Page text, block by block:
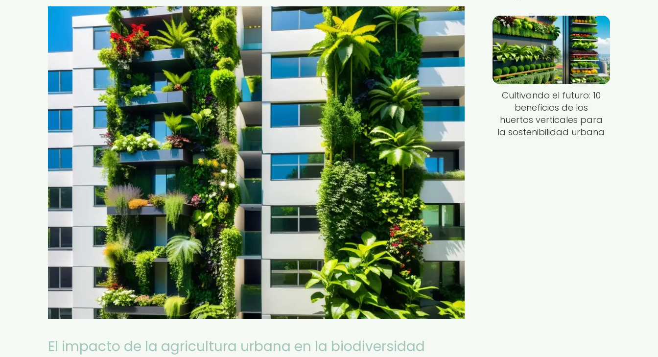
El impacto de la agricultura urbana en la biodiversidad
Cultivando el futuro: 10
beneficios de los
huertos verticales para
la sostenibilidad urbana